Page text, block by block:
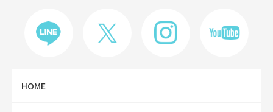
HOME